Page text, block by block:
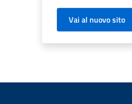
Vai al nuovo sito